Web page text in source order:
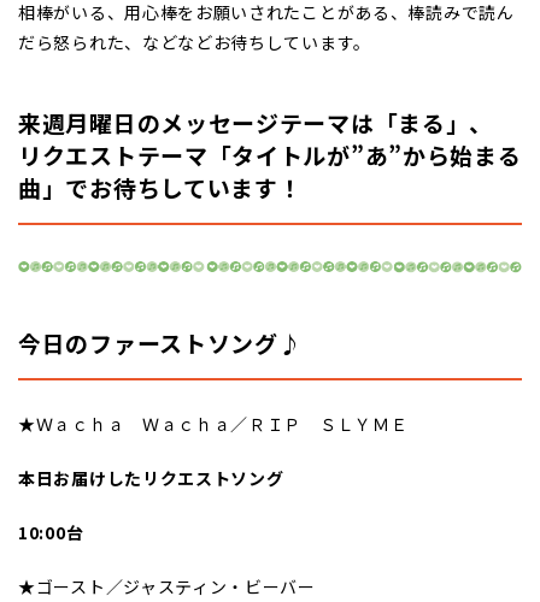
相棒がいる、用心棒をお願いされたことがある、棒読みで読ん
だら怒られた、などなどお待ちしています。
来週月曜日のメッセージテーマは「まる」、
リクエストテーマ「タイトルが”あ”から始まる
曲」でお待ちしています！
今日のファーストソング♪
★Ｗａｃｈａ Ｗａｃｈａ／ＲＩＰ ＳＬＹＭＥ
本日お届けしたリクエストソング
10:00台
★ゴースト／ジャスティン・ビーバー